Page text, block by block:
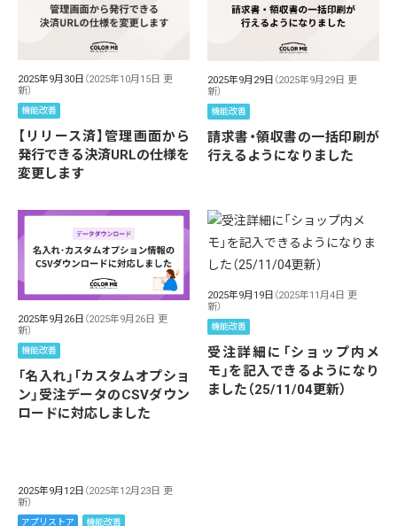
2025年9月30日 （2025年10月15日 更
新）
機能改善
【リリース済】管理画面から
発行できる決済URLの仕様を
変更します
2025年9月29日 （2025年9月29日 更
新）
機能改善
請求書・領収書の一括印刷が
行えるようになりました
2025年9月26日 （2025年9月26日 更
新）
機能改善
「名入れ」「カスタムオプショ
ン」受注データのCSVダウン
ロードに対応しました
2025年9月19日 （2025年11月4日 更
新）
機能改善
受注詳細に「ショップ内メ
モ」を記入できるようになり
ました（25/11/04更新）
2025年9月12日 （2025年12月23日 更
新）
アプリストア 機能改善